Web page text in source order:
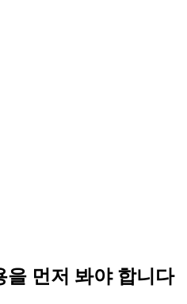
을 먼저 봐야 합니다